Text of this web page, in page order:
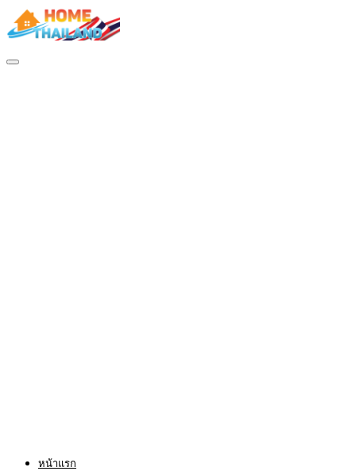
หน้าแรก